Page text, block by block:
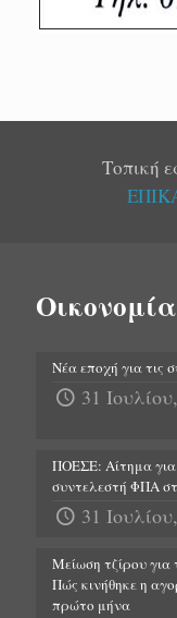
Τοπική
Οικονομία
Νέα εποχή για τις
31
ΠΟΕΣΕ: Αίτημα
συντελεστή ΦΠΑ
31
Μείωση τζίρου για
Πώς κινήθηκε η
πρώτο μήνα